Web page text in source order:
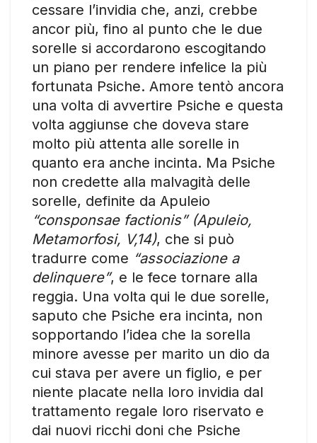
cessare l’invidia che, anzi, crebbe
ancor più, fino al punto che le due
sorelle si accordarono escogitando
un piano per rendere infelice la più
fortunata Psiche. Amore tentò ancora
una volta di avvertire Psiche e questa
volta aggiunse che doveva stare
molto più attenta alle sorelle in
quanto era anche incinta. Ma Psiche
non credette alla malvagità delle
sorelle, definite da Apuleio
“consponsae factionis” (Apuleio,
Metamorfosi, V,14), che si può
tradurre come “associazione a
delinquere”, e le fece tornare alla
reggia. Una volta qui le due sorelle,
saputo che Psiche era incinta, non
sopportando l’idea che la sorella
minore avesse per marito un dio da
cui stava per avere un figlio, e per
niente placate nella loro invidia dal
trattamento regale loro riservato e
dai nuovi ricchi doni che Psiche